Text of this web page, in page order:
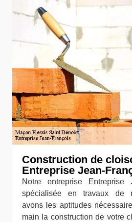
Construction de
Entreprise Jean-
Notre entreprise Entreprise
spécialisée en travaux de
avons les aptitudes
main la construction de votre